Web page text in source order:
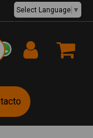
EUR €
Select Language ▼